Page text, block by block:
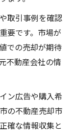
取引事例を確認
要です。市場が
での売却が期待
不動産会社の情
ン広告や購入希
の不動産売却市
確な情報収集と